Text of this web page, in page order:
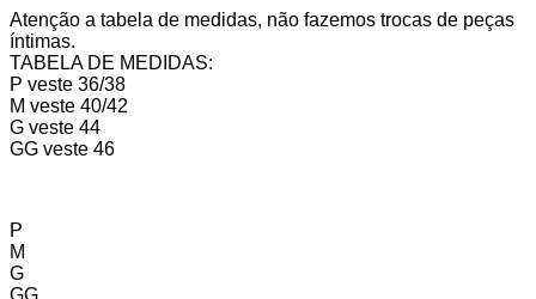
Atenção a tabela de medidas, não fazemos trocas de peças
íntimas.
TABELA DE MEDIDAS:
P veste 36/38
M veste 40/42
G veste 44
GG veste 46
P
M
G